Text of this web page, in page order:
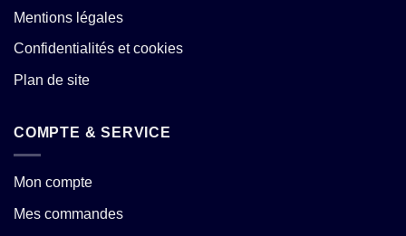
Mentions légales
Confidentialités et cookies
Plan de site
COMPTE & SERVICE
Mon compte
Mes commandes